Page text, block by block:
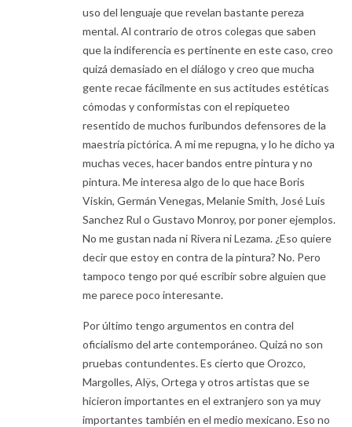
uso del lenguaje que revelan bastante pereza
mental. Al contrario de otros colegas que saben
que la indiferencia es pertinente en este caso, creo
quizá demasiado en el diálogo y creo que mucha
gente recae fácilmente en sus actitudes estéticas
cómodas y conformistas con el repiqueteo
resentido de muchos furibundos defensores de la
maestría pictórica. A mi me repugna, y lo he dicho ya
muchas veces, hacer bandos entre pintura y no
pintura. Me interesa algo de lo que hace Boris
Viskin, Germán Venegas, Melanie Smith, José Luis
Sanchez Rul o Gustavo Monroy, por poner ejemplos.
No me gustan nada ni Rivera ni Lezama. ¿Eso quiere
decir que estoy en contra de la pintura? No. Pero
tampoco tengo por qué escribir sobre alguien que
me parece poco interesante.
Por último tengo argumentos en contra del
oficialismo del arte contemporáneo. Quizá no son
pruebas contundentes. Es cierto que Orozco,
Margolles, Alÿs, Ortega y otros artistas que se
hicieron importantes en el extranjero son ya muy
importantes también en el medio mexicano. Eso no